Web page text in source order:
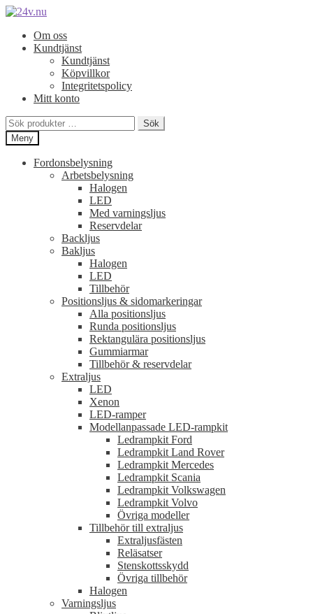
Hoppa
navigering
Hoppa
innehållOm oss
Kundtjänst
Kundtjänst
Köpvillkor
Integritetspolicy
Mitt konto
Sök
efter:
Sök
Meny
Fordonsbelysning
Arbetsbelysning
Halogen
LED
Med varningsljus
Reservdelar
Backljus
Bakljus
Halogen
LED
Tillbehör
Positionsljus & sidomarkeringar
Alla positionsljus
Runda positionsljus
Rektangulära positionsljus
Gummiarmar
Tillbehör & reservdelar
Extraljus
LED
Xenon
LED-ramper
Modellanpassade LED-rampkit
Ledrampkit Ford
Ledrampkit Land Rover
Ledrampkit Mercedes
Ledrampkit Scania
Ledrampkit Volkswagen
Ledrampkit Volvo
Övriga modeller
Tillbehör till extraljus
Extraljusfästen
Reläsatser
Stenskottsskydd
Övriga tillbehör
Halogen
Varningsljus